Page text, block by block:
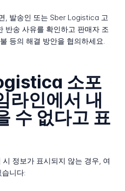
, 발송인 또는 Sber Logistica 고
반송 사유를 확인하고 판매자 조
등의 해결 방안을 협의하세요.
소포
라인에서 내
수 없다고 표
정보가 표시되지 않는 경우, 여
니다: